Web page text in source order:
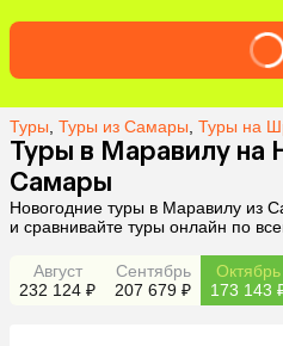
Туры Туры из Самары Туры на
Туры в Маравилу на
Самары
Новогодние туры в Маравилу из
и сравнивайте туры онлайн по
Август
232 124 ₽
Сентябрь
207 679 ₽
Октябрь
173 143